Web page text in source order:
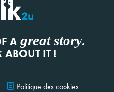
Agreat story.
ABOUT IT !
Politique des cookies